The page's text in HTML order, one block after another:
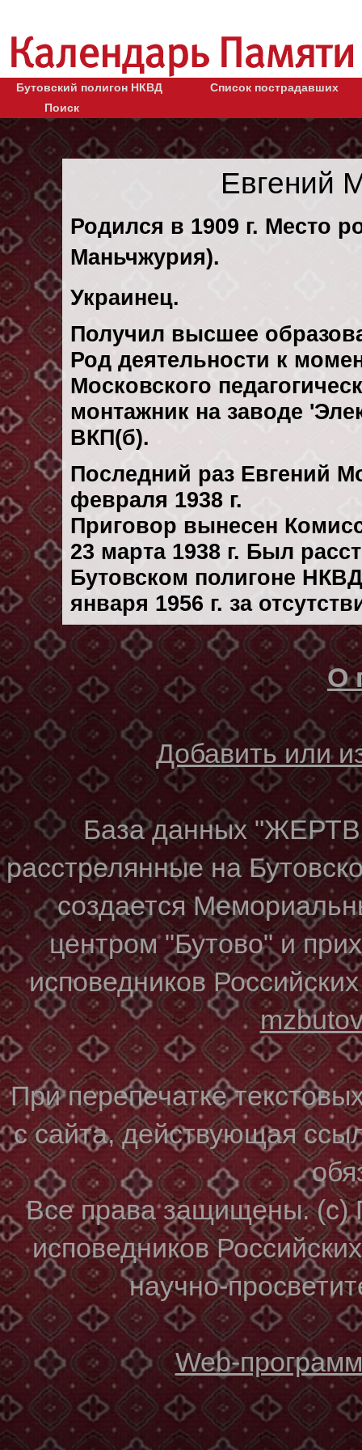
Бутовский полигон НКВД
Список пострадавших
Поиск
Евгений
Родился в 1909 г. Место
Маньчжурия).
Украинец.
Получил высшее
Род деятельности к
Московского
монтажник на заводе
ВКП(б).
Последний раз Евгений
февраля 1938 г.
Приговор вынесен
23 марта 1938 г. Был
Бутовском полигоне
января 1956 г. за
О
Добавить или
База данных
расстрелянные на
создается
центром "Бутово" и
исповедников
При перепечатке
с сайта, действующая
Все права защищены. (с)
исповедников
научно-
Web-